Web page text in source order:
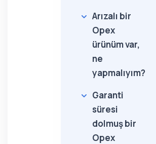
Arızalı bir
Opex
ürünüm var,
ne
yapmalıyım?
Garanti
süresi
dolmuş bir
Opex